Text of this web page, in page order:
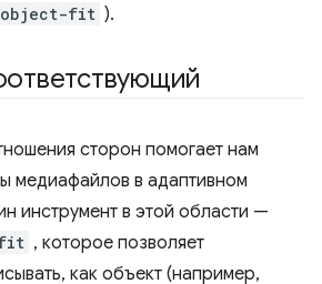
object-fit ).
сторон помогает нам
медиафайлов в адаптивном
инструмент в этой области —
fit , которое позволяет
как объект (например,